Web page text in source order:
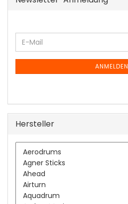
WEITER
ZUR
NEWSLETTER-
E-
Mail
ANMELDEN
Hersteller